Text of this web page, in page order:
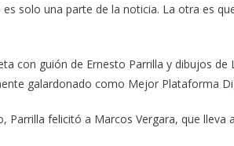
es solo una parte de la noticia. La otra es
con guión de Ernesto Parrilla y dibujos de
galardonado como Mejor Plataforma
Parrilla felicitó a Marcos Vergara, que lleva